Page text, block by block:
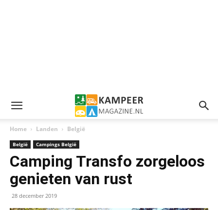
Home Landen België
België Campings België
Camping Transfo zorgeloos
genieten van rust
28 december 2019